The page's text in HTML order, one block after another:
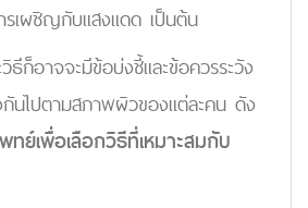
เผชิญกับแสงแดด เป็นต้น
ธีก็อาจจะมีข้อบ่งชี้และข้อควรระวัง
กันไปตามสภาพผิวของแต่ละคน ดัง
ย์เพื่อเลือกวิธีที่เหมาะสมกับ